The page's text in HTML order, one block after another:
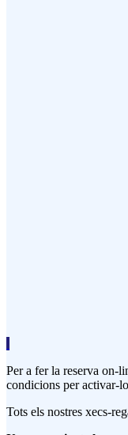
Per a fer la reserva on-
condicions per activar-
Tots els nostres xecs-